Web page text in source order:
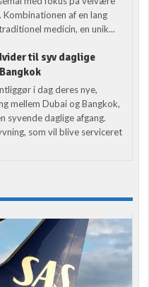
Kombinationen af en lang
medicin, en unik...
til syv daglige
i dag deres nye,
mellem Dubai og Bangkok,
syvende daglige afgang.
som vil blive serviceret